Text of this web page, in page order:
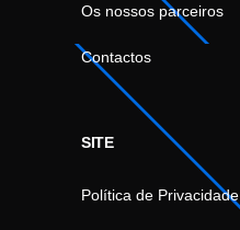
Os nossos parceiros
Contactos
SITE
Política de Privacidade